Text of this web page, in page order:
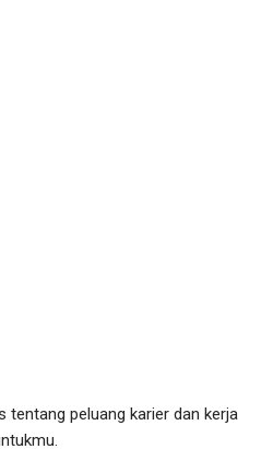
tentang peluang karier dan kerja